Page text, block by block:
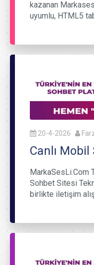
kazanan
uyumlu, HTML5
20-4-2026
Canlı
MarkaSesLi.Com
Sohbet Sitesi
birlikte iletişim